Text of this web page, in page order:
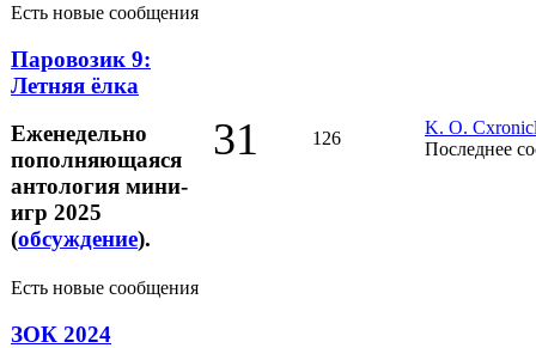
Есть новые сообщения
Паровозик 9:
Летняя ёлка
Еженедельно
пополняющаяся
антология мини-
игр 2025
(обсуждение).
31 126
K. O.
Последнее
Есть новые сообщения
ЗОК 2024